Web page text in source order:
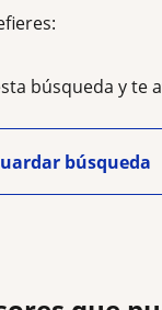
búsqueda y te
búsqueda